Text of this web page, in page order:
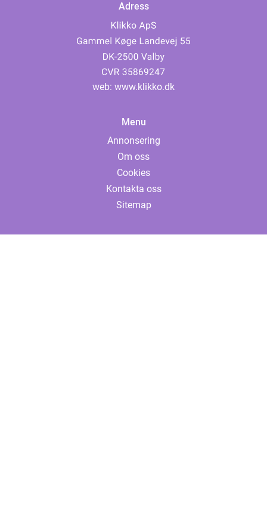
Adress
web: www.klikko.dk
Menu
Annonsering
Om oss
Cookies
Kontakta oss
Sitemap